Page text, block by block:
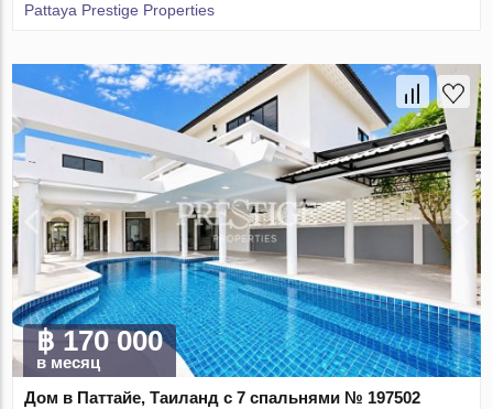
Pattaya Prestige Properties
฿ 170 000
в месяц
Дом в Паттайе, Таиланд с 7 спальнями № 197502